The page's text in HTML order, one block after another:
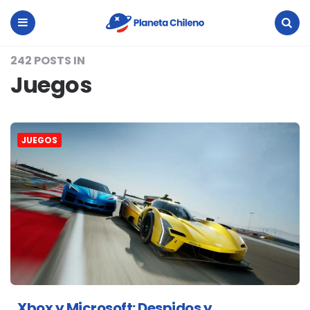
Planeta
Chileno
242 POSTS IN
Juegos
JUEGOS